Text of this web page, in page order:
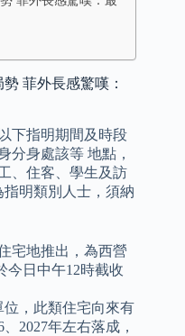
菲外長感驚嘆：
下指明期間及時段
分身處該等 地點，
、住客、學生及訪
明類別人士，須納
宅地推出，為西營
今日中午12時截收
，此類住宅向來有
2027年左右落成，